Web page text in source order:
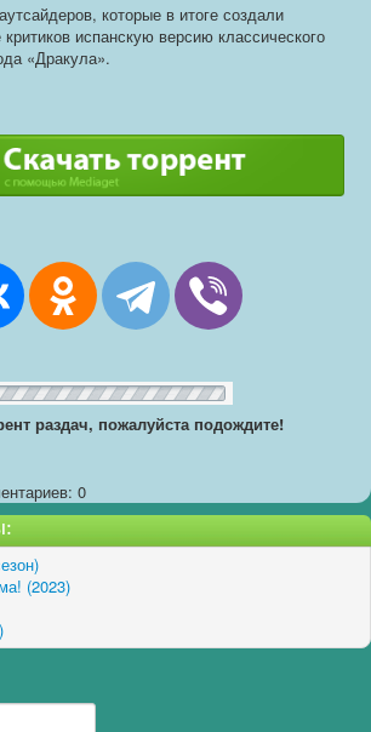
которые в итоге создали
испанскую версию классического
«Дракула».
раздач, пожалуйста подождите!
0
(2023)